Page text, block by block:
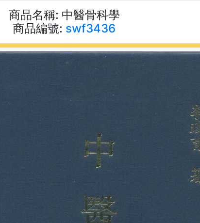
商品名稱: 中醫骨科學
商品編號: swf3436